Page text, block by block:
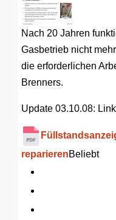
Nach 20 Jahren
Gasbetrieb nicht
die erforderlichen
Brenners.
Update 03.10.08:
reparierenBeliebt